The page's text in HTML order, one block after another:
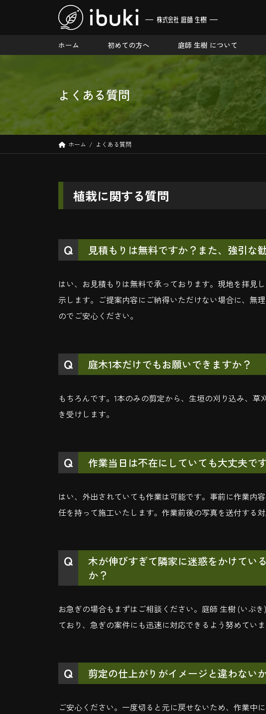
ツ
シ
ホーム 初めての方へ 庭師 生樹 について
よくある質問
ホーム よくある質問
植栽に関する質問
見積もりは無料ですか？また、強引な
はい、お見積もりは無料で承っております。現地を拝見
示します。ご提案内容にご納得いただけない場合に、無
のでご安心ください。
庭木1本だけでもお願いできますか？
もちろんです。1本のみの剪定から、生垣の刈り込み、
き受けします。
作業当日は不在にしていても大丈夫で
はい、外出されていても作業は可能です。事前に作業内
任を持って施工いたします。作業前後の写真を送付する対
木が伸びすぎて隣家に迷惑をかけてい
か？
お急ぎの場合もまずはご相談ください。庭師 生樹 (いぶ
ており、急ぎの案件にも迅速に対応できるよう努めていま
剪定の仕上がりがイメージと違わない
ご安心ください。一度切ると元に戻せないため、作業中